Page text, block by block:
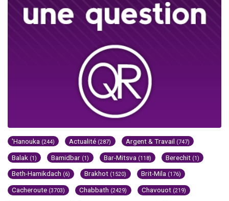
'Hanouka (244) Actualité (287) Argent & Travail (747)
Balak (1) Bamidbar (1) Bar-Mitsva (118) Berechit (1)
Beth-Hamikdach (6) Brakhot (1520) Brit-Mila (176)
Cacheroute (3703) Chabbath (2429) Chavouot (219)